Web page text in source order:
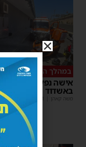
במהלך העבודה
אישה נפלה מסולם במחסן
באשדוד
משה קאהן |
17:31